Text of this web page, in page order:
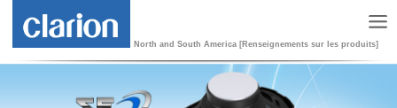
North and South America [Renseignements sur les produits]